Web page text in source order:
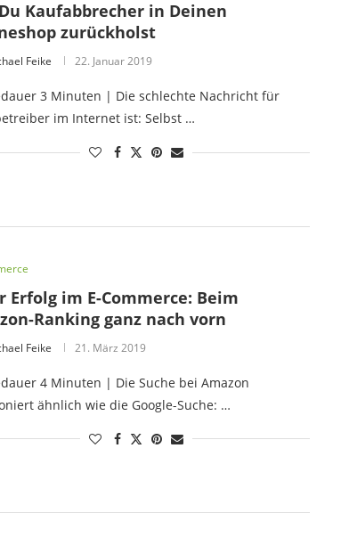
Kaufabbrecher in Deinen
zurückholst
Feike 22. Januar 2019
3 Minuten | Die schlechte Nachricht für
im Internet ist: Selbst …
Erfolg im E-Commerce: Beim
Ranking ganz nach vorn
Feike 21. März 2019
4 Minuten | Die Suche bei Amazon
ähnlich wie die Google-Suche: …